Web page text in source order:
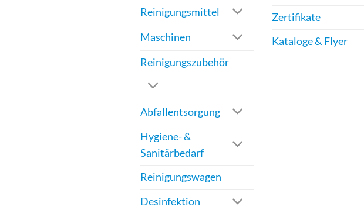
Reinigungsmittel
Maschinen
Reinigungszubehör
Abfallentsorgung
Hygiene- &
Sanitärbedarf
Reinigungswagen
Desinfektion
Zertifikate
Kataloge & Flyer